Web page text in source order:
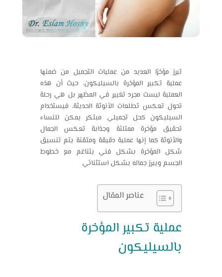
تبرز مؤخرًا العديد من عمليات التجميل من ضمنها
عملية تكبير المؤخرة بالسيليكون، حيث أن هذه
العملية ليست مجرد تغيير في المظهر بل هي رحلة
تحول تعكس تطلعات الأنوثة الحديثة، فيستخدام
السيليكون كحل تجميلي مبتكر يمكن للنساء
تحقيق مؤخرة ممتلئة وجذابة تعكس الجمال
والأنوثة كما إنها عملية دقيقة ومتقنة يتم تنسيق
شكل المؤخرة بشكل فني يتناغم مع خطوط
الجسم ويبرز جماله بشكل استثنائي
عناصر المقال
عملية تكبير المؤخرة
بالسيليكون